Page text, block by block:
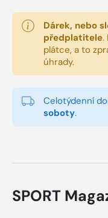
Dárek, nebo
předplatitele.
plátce, a to
úhrady.
Celotýdenní
soboty.
SPORT